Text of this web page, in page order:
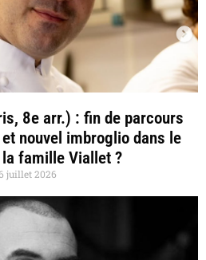
8e arr.) : fin de parcours
nouvel imbroglio dans le
famille Viallet ?
juillet 2026